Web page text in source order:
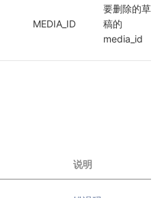
MEDIA_ID
要删除的草
稿的
media_id
说明